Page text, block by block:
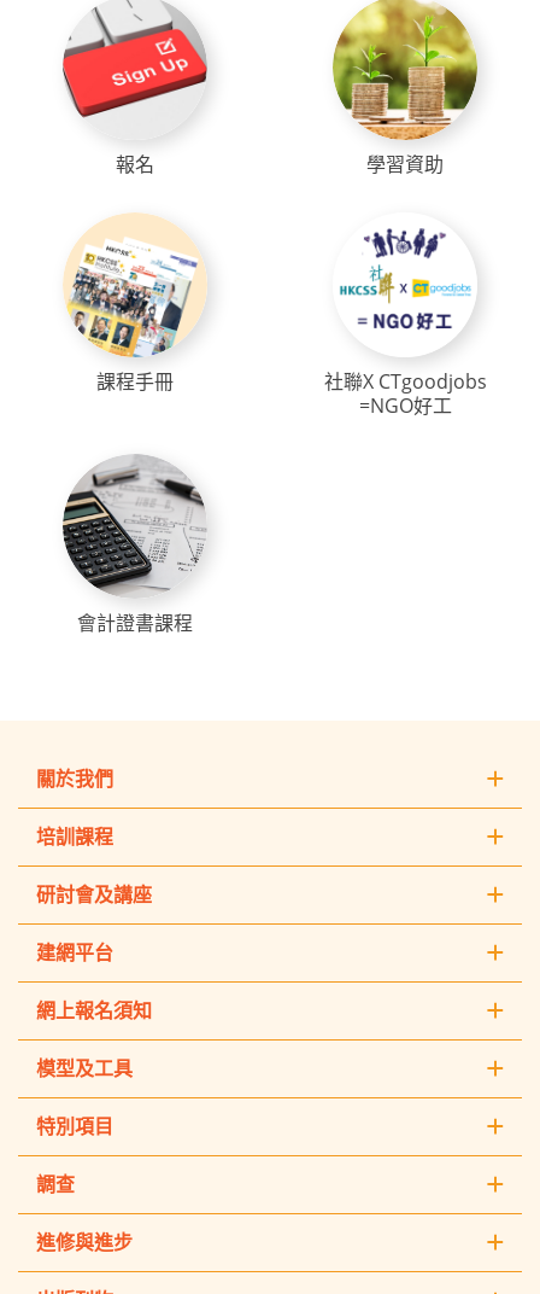
報名 學習資助
課程手冊
社聯X CTgoodjobs
=NGO好工
會計證書課程
關於我們
培訓課程
研討會及講座
建網平台
網上報名須知
模型及工具
特別項目
調查
進修與進步